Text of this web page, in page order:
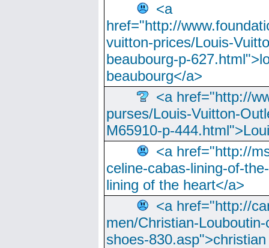
<a
href="http://
vuitton-prices/Louis-
beaubourg-p-
beaubourg</a>
<a href="http://
purses/Louis-Vuitton-
M65910-p-
<a href="http://
celine-cabas-lining-of-
lining of the heart</a>
<a href="http://
men/Christian-
shoes-